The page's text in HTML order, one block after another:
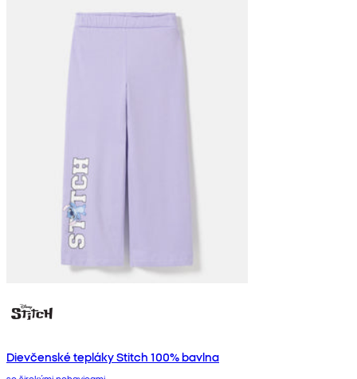
Dievčenské tepláky Stitch 100% bavlna